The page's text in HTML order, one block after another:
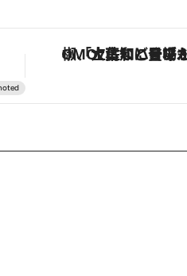
「土佐和ハーブかき氷」がOMO7